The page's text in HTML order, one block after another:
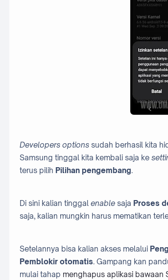
Developers optionssudah berhasil kita
Samsung tinggal kita kembali saja ke
terus pilih Pilihan pengembang.
Di sini kalian tinggal enablesaja Proses
saja, kalian mungkin harus mematikan
Setelannya bisa kalian akses melalui
Pemblokir otomatis. Gampang kan
mulai tahap menghapus aplikasi bawaan